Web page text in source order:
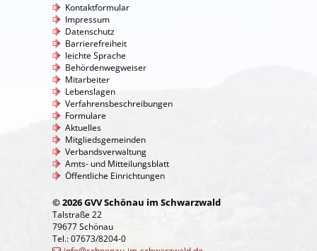
Kontaktformular
Impressum
Datenschutz
Barrierefreiheit
leichte Sprache
Behördenwegweiser
Mitarbeiter
Lebenslagen
Verfahrensbeschreibungen
Formulare
Aktuelles
Mitgliedsgemeinden
Verbandsverwaltung
Amts- und Mitteilungsblatt
Öffentliche Einrichtungen
© 2026 GVV Schönau im Schwarzwald
Talstraße 22
79677 Schönau
Tel.: 07673/8204-0